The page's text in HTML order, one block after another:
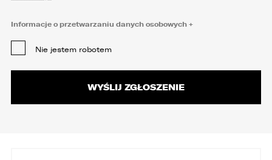
Informacje o przetwarzaniu danych osobowych
Nie jestem robotem